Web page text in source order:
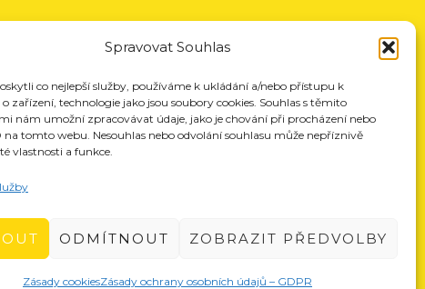
Spravovat Souhlas
co nejlepší služby, používáme k ukládání a/nebo přístupu k
zařízení, technologie jako jsou soubory cookies. Souhlas s těmito
nám umožní zpracovávat údaje, jako je chování při procházení nebo
na tomto webu. Nesouhlas nebo odvolání souhlasu může nepříznivě
vlastnosti a funkce.
ODMÍTNOUT ZOBRAZIT PŘEDVOLBY
Zásady cookiesZásady ochrany osobních údajů – GDPR